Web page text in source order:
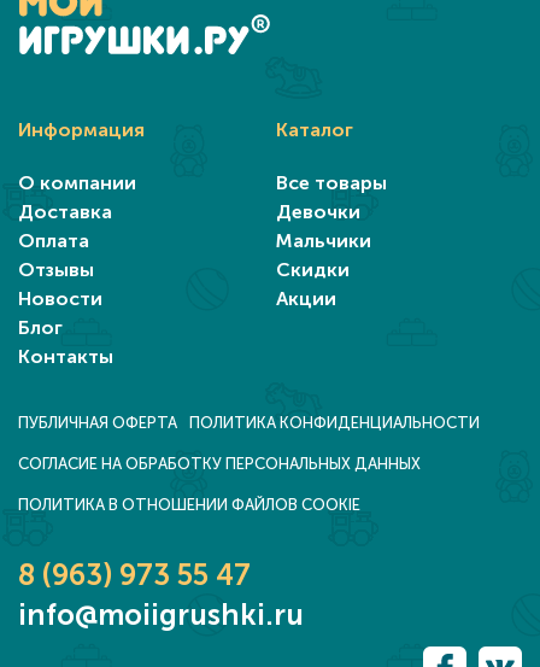
Информация
О компании
Доставка
Оплата
Отзывы
Новости
Блог
Контакты
Каталог
Все товары
Девочки
Мальчики
Скидки
Акции
ПУБЛИЧНАЯ ОФЕРТА ПОЛИТИКА КОНФИДЕНЦИАЛЬНОСТИ
СОГЛАСИЕ НА ОБРАБОТКУ ПЕРСОНАЛЬНЫХ ДАННЫХ
ПОЛИТИКА В ОТНОШЕНИИ ФАЙЛОВ COOKIE
8 (963) 973 55 47
info@moiigrushki.ru